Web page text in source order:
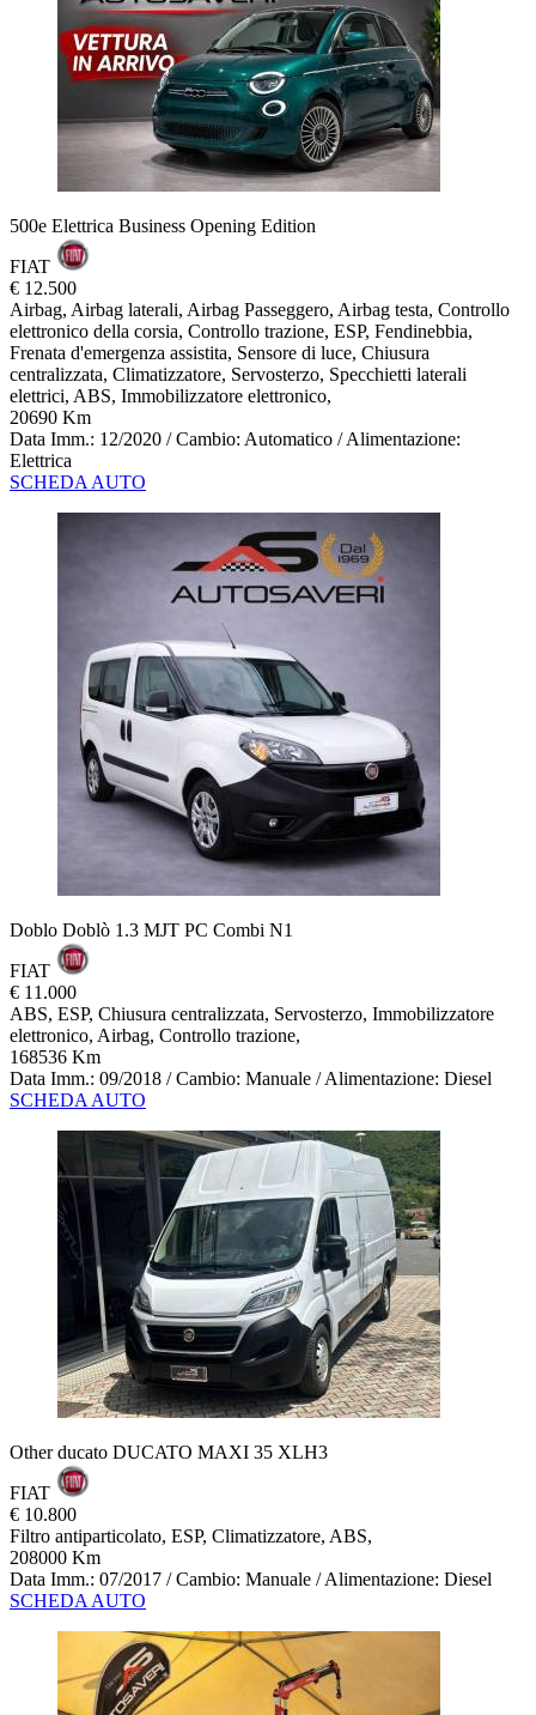
500e Elettrica Business Opening Edition
FIAT
€ 12.500
Airbag, Airbag laterali, Airbag Passeggero, Airbag testa, Controllo
elettronico della corsia, Controllo trazione, ESP, Fendinebbia,
Frenata d'emergenza assistita, Sensore di luce, Chiusura
centralizzata, Climatizzatore, Servosterzo, Specchietti laterali
elettrici, ABS, Immobilizzatore elettronico,
20690 Km
Data Imm.: 12/2020 / Cambio: Automatico / Alimentazione:
Elettrica
SCHEDA AUTO
Doblo Doblò 1.3 MJT PC Combi N1
FIAT
€ 11.000
ABS, ESP, Chiusura centralizzata, Servosterzo, Immobilizzatore
elettronico, Airbag, Controllo trazione,
168536 Km
Data Imm.: 09/2018 / Cambio: Manuale / Alimentazione: Diesel
SCHEDA AUTO
Other ducato DUCATO MAXI 35 XLH3
FIAT
€ 10.800
Filtro antiparticolato, ESP, Climatizzatore, ABS,
208000 Km
Data Imm.: 07/2017 / Cambio: Manuale / Alimentazione: Diesel
SCHEDA AUTO